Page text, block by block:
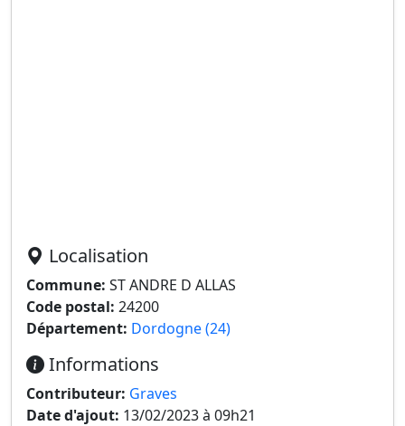
Localisation
Commune: ST ANDRE D ALLAS
Code postal: 24200
Département: Dordogne (24)
Informations
Contributeur: Graves
Date d'ajout: 13/02/2023 à 09h21